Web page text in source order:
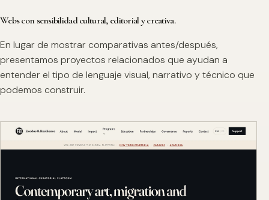
Webs con sensibilidad cultural, editorial y creativa.
En lugar de mostrar comparativas antes/después,
presentamos proyectos relacionados que ayudan a
entender el tipo de lenguaje visual, narrativo y técnico que
podemos construir.